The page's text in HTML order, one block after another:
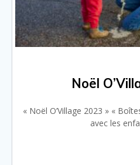
Noël
« Noël O’Village 2023 » «
avec les